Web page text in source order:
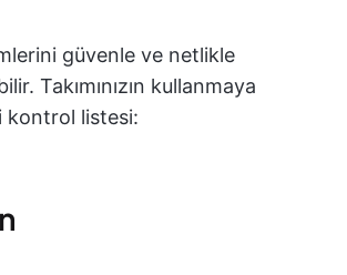
güvenle ve netlikle
Takımınızın kullanmaya
kontrol listesi: